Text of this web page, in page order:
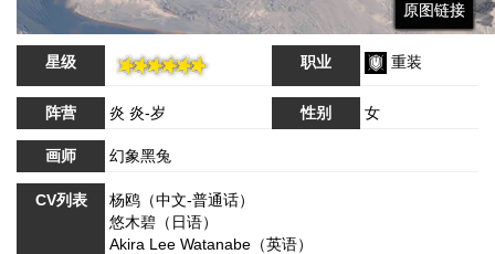
原图链接
原图链接
原图链接
原图链接
星级 职业 重装
阵营 炎 炎-岁 性别 女
画师 幻象黑兔
CV列表
杨鸥（中文-普通话）
悠木碧（日语）
Akira Lee Watanabe（英语）